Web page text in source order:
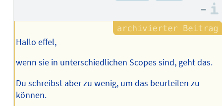
–
Hallo effel,
wenn sie in unterschiedlichen Scopes sind, geht das.
Du schreibst aber zu wenig, um das beurteilen zu
können.